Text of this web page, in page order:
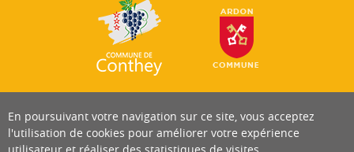
En poursuivant votre navigation sur ce site, vous acceptez
l'utilisation de cookies pour améliorer votre expérience